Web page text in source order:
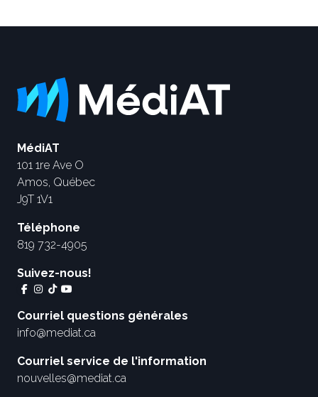
MédiAT
101 1re Ave O
Amos, Québec
J9T 1V1
Téléphone
819 732-4905
Suivez-nous!
Courriel questions générales
info@mediat.ca
Courriel service de l'information
nouvelles@mediat.ca